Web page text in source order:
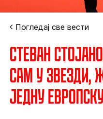
Погледај све вести
Стеван
сам у Звезди,
једну